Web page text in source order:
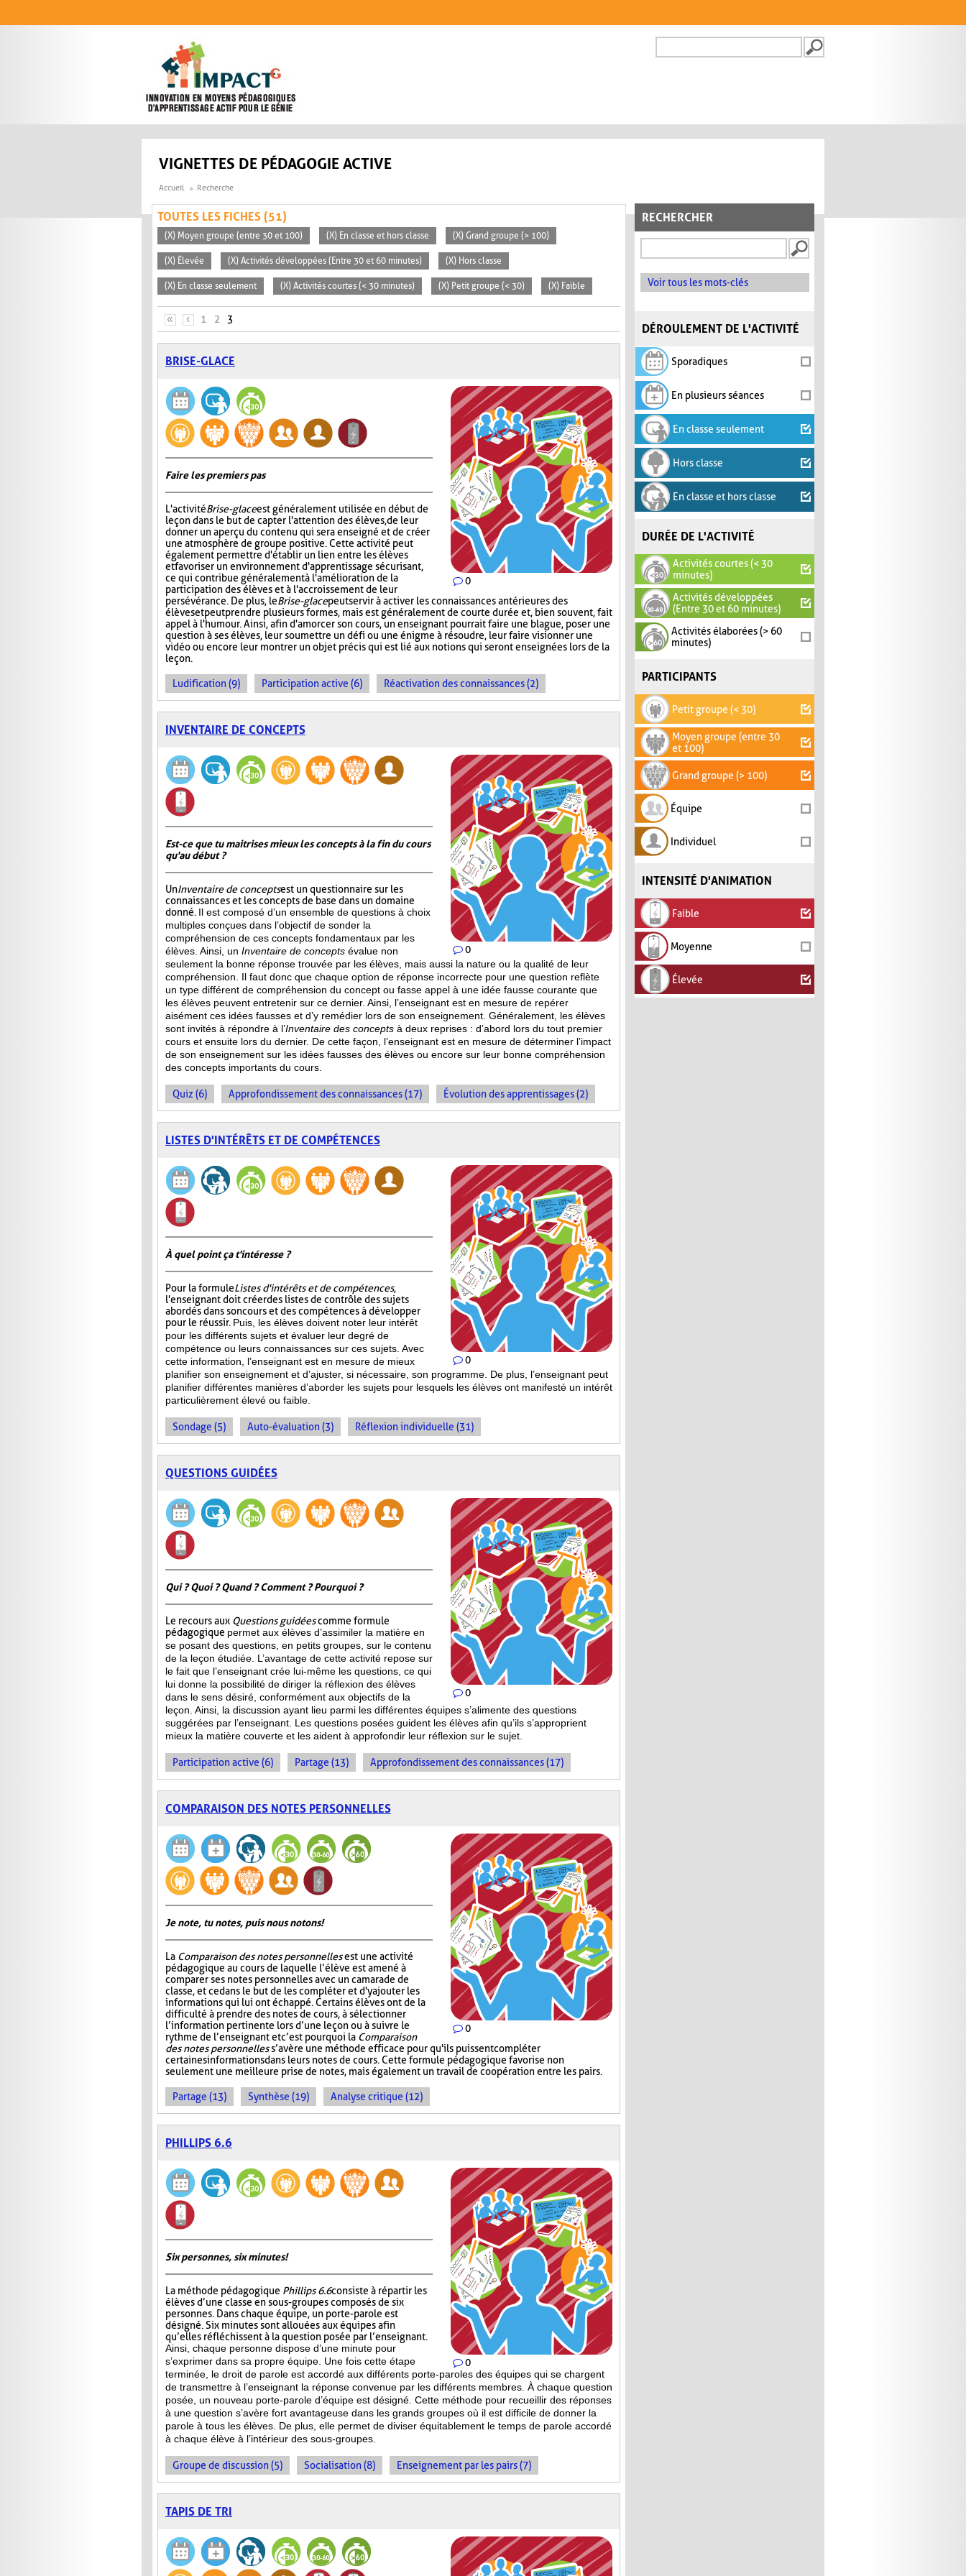
FORMULAIRE DE
VIGNETTES DE PÉDAGOGIE ACTIVE
Accueil Recherche
RECHERCHER
Voir tous les mots-clés
DÉROULEMENT DE L'ACTIVITÉ
Sporadiques
En plusieurs séances
En classe seulement
Hors classe
En classe et hors classe
DURÉE DE L'ACTIVITÉ
Activités courtes (< 30
minutes)
Activités développées
(Entre 30 et 60 minutes)
Activités élaborées (> 60
minutes)
PARTICIPANTS
Petit groupe (< 30)
Moyen groupe (entre 30
et 100)
Grand groupe (> 100)
Équipe
Individuel
INTENSITÉ D'ANIMATION
Faible
Moyenne
Élevée
TOUTES LES FICHES (51)
(X) Moyen groupe (entre 30 et 100) (X) En classe et hors classe (X) Grand groupe (> 100)
(X) Élevée (X) Activités développées (Entre 30 et 60 minutes) (X) Hors classe
(X) En classe seulement (X) Activités courtes (< 30 minutes) (X) Petit groupe (< 30) (X) Faible
PAGES
« ‹ 1 2 3
BRISE-GLACE
0
Faire les premiers pas
L'activitéBrise-glaceest généralement utilisée en début de
leçon dans le but de capter l'attention des élèves, de leur
donner un aperçu du contenu qui sera enseigné et de créer
une atmosphère de groupe positive. Cette activité peut
également permettre d'établir un lien entre les élèves
et favoriser un environnement d'apprentissage sécurisant,
ce qui contribue généralement à l'amélioration de la
participation des élèves et à l'accroissement de leur
persévérance. De plus, leBrise-glacepeut servir à activer les connaissances antérieures des
élèves et peut prendre plusieurs formes, mais est généralement de courte durée et, bien souvent, fait
appel à l'humour. Ainsi, afin d'amorcer son cours, un enseignant pourrait faire une blague, poser une
question à ses élèves, leur soumettre un défi ou une énigme à résoudre, leur faire visionner une
vidéo ou encore leur montrer un objet précis qui est lié aux notions qui seront enseignées lors de la
leçon.
Ludification (9) Participation active (6) Réactivation des connaissances (2)
INVENTAIRE DE CONCEPTS
0
Est-ce que tu maitrises mieux les concepts à la fin du cours
qu'au début ?
UnInventaire de conceptsest un questionnaire sur les
connaissances et les concepts de base dans un domaine
donné. Il est composé d’un ensemble de questions à choix
multiples conçues dans l’objectif de sonder la
compréhension de ces concepts fondamentaux par les
élèves. Ainsi, un Inventaire de concepts évalue non
seulement la bonne réponse trouvée par les élèves, mais aussi la nature ou la qualité de leur
compréhension. Il faut donc que chaque option de réponse incorrecte pour une question reflète
un type différent de compréhension du concept ou fasse appel à une idée fausse courante que
les élèves peuvent entretenir sur ce dernier. Ainsi, l’enseignant est en mesure de repérer
aisément ces idées fausses et d’y remédier lors de son enseignement. Généralement, les élèves
sont invités à répondre à l’Inventaire des concepts à deux reprises : d’abord lors du tout premier
cours et ensuite lors du dernier. De cette façon, l’enseignant est en mesure de déterminer l’impact
de son enseignement sur les idées fausses des élèves ou encore sur leur bonne compréhension
des concepts importants du cours.
Quiz (6) Approfondissement des connaissances (17) Évolution des apprentissages (2)
LISTES D'INTÉRÊTS ET DE COMPÉTENCES
0
À quel point ça t'intéresse ?
Pour la formuleListes d'intérêts et de compétences,
l'enseignant doit créer des listes de contrôle des sujets
abordés dans son cours et des compétences à développer
pour le réussir. Puis, les élèves doivent noter leur intérêt
pour les différents sujets et évaluer leur degré de
compétence ou leurs connaissances sur ces sujets. Avec
cette information, l’enseignant est en mesure de mieux
planifier son enseignement et d’ajuster, si nécessaire, son programme. De plus, l’enseignant peut
planifier différentes manières d’aborder les sujets pour lesquels les élèves ont manifesté un intérêt
particulièrement élevé ou faible.
Sondage (5) Auto-évaluation (3) Réflexion individuelle (31)
QUESTIONS GUIDÉES
0
Qui ? Quoi ? Quand ? Comment ? Pourquoi ?
Le recours aux Questions guidéescomme formule
pédagogique permet aux élèves d’assimiler la matière en
se posant des questions, en petits groupes, sur le contenu
de la leçon étudiée. L’avantage de cette activité repose sur
le fait que l’enseignant crée lui-même les questions, ce qui
lui donne la possibilité de diriger la réflexion des élèves
dans le sens désiré, conformément aux objectifs de la
leçon. Ainsi, la discussion ayant lieu parmi les différentes équipes s’alimente des questions
suggérées par l’enseignant. Les questions posées guident les élèves afin qu’ils s’approprient
mieux la matière couverte et les aident à approfondir leur réflexion sur le sujet.
Participation active (6) Partage (13) Approfondissement des connaissances (17)
COMPARAISON DES NOTES PERSONNELLES
0
Je note, tu notes, puis nous notons!
La Comparaison des notes personnellesest une activité
pédagogique au cours de laquelle l’élève est amené à
comparer ses notes personnelles avec un camarade de
classe, et ce dans le but de les compléter et d'y ajouter les
informations qui lui ont échappé. Certains élèves ont de la
difficulté à prendre des notes de cours, à sélectionner
l’information pertinente lors d’une leçon ou à suivre le
rythme de l’enseignant et c’est pourquoi la Comparaison
des notes personnelless’avère une méthode efficace pour qu'ils puissent compléter
certaines informations dans leurs notes de cours. Cette formule pédagogique favorise non
seulement une meilleure prise de notes, mais également un travail de coopération entre les pairs.
Partage (13) Synthèse (19) Analyse critique (12)
PHILLIPS 6.6
0
Six personnes, six minutes!
La méthode pédagogique Phillips 6.6consiste à répartir les
élèves d’une classe en sous-groupes composés de six
personnes. Dans chaque équipe, un porte-parole est
désigné. Six minutes sont allouées aux équipes afin
qu’elles réfléchissent à la question posée par l’enseignant.
Ainsi, chaque personne dispose d’une minute pour
s’exprimer dans sa propre équipe. Une fois cette étape
terminée, le droit de parole est accordé aux différents porte-paroles des équipes qui se chargent
de transmettre à l’enseignant la réponse convenue par les différents membres. À chaque question
posée, un nouveau porte-parole d’équipe est désigné. Cette méthode pour recueillir des réponses
à une question s’avère fort avantageuse dans les grands groupes où il est difficile de donner la
parole à tous les élèves. De plus, elle permet de diviser équitablement le temps de parole accordé
à chaque élève à l’intérieur des sous-groupes.
Groupe de discussion (5) Socialisation (8) Enseignement par les pairs (7)
TAPIS DE TRI